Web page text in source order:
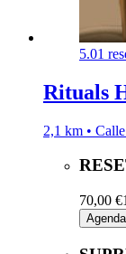
5.01
Rituals
2,1 km •
70,00 €